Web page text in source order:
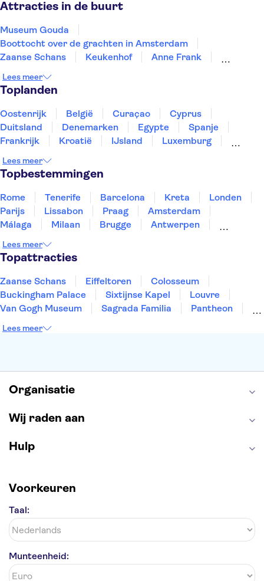
Attracties in de buurt
Museum Gouda
Boottocht over de grachten in Amsterdam
Zaanse Schans
Keukenhof
Anne Frank
Rijksmuseum
AMAZE
De Dam
Kubuswoningen
Lees meer
Toplanden
Oostenrijk België Curaçao
Cyprus
Duitsland
Denemarken Egypte
Spanje
Frankrijk
Kroatië IJsland
Luxemburg
Slovenië
Thailand
Lees meer
Topbestemmingen
Rome Tenerife Barcelona Kreta
Londen
Parijs
Lissabon Praag
Amsterdam
Málaga
Milaan Brugge
Antwerpen
Eindhoven
Lees meer
Topattracties
Zaanse Schans Eiffeltoren
Colosseum
Buckingham Palace
Sixtijnse Kapel
Louvre
Van Gogh Museum
Sagrada Familia
Pantheon
Keukenhof
Lees meer
Organisatie
Wij raden aan
Hulp
Voorkeuren
Taal:
Munteenheid: